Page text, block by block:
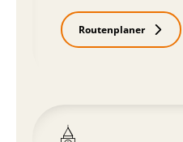
Routenplaner